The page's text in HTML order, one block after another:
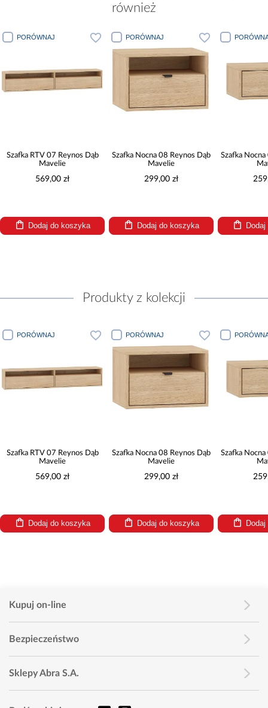
również
PORÓWNAJ
Szafka RTV 07 Reynos Dąb
Mavelie
569,00 zł
Dodaj do koszyka
PORÓWNAJ
Szafka Nocna 08 Reynos Dąb
Mavelie
299,00 zł
Dodaj do koszyka
Szafka
Produkty z kolekcji
PORÓWNAJ
Szafka RTV 07 Reynos Dąb
Mavelie
569,00 zł
Dodaj do koszyka
PORÓWNAJ
Szafka Nocna 08 Reynos Dąb
Mavelie
299,00 zł
Dodaj do koszyka
Szafka
Kupuj on-line
Bezpieczeństwo
Sklepy Abra S.A.